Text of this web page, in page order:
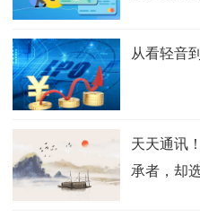
从看轻音
天天通讯
承者，却